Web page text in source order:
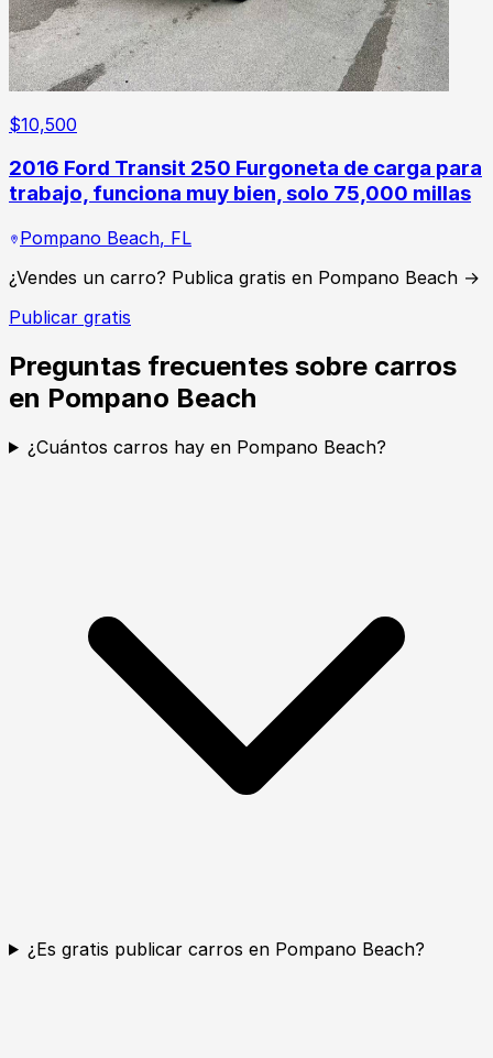
$10,500
2016 Ford Transit 250 Furgoneta de carga para
trabajo, funciona muy bien, solo 75,000 millas
Pompano Beach, FL
¿Vendes un carro? Publica gratis en Pompano Beach →
Publicar gratis
Preguntas frecuentes sobre carros
en Pompano Beach
¿Cuántos carros hay en Pompano Beach?
¿Es gratis publicar carros en Pompano Beach?